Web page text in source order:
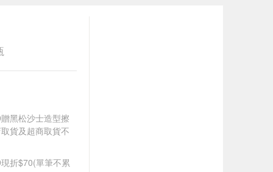
黑松沙士造型擦
貨及超商取貨不
折$70(單筆不累